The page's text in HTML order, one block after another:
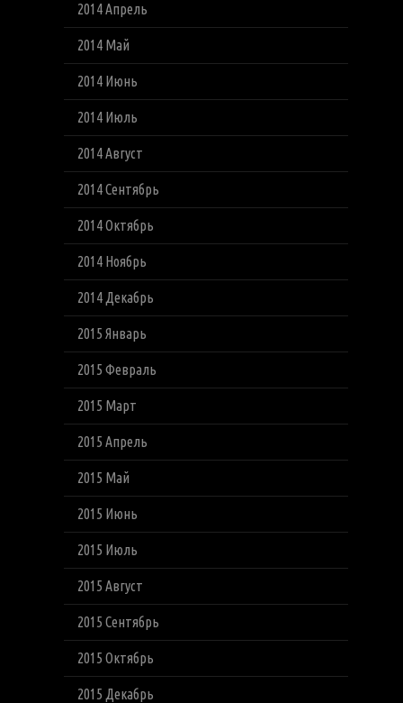
2014 Апрель
2014 Май
2014 Июнь
2014 Июль
2014 Август
2014 Сентябрь
2014 Октябрь
2014 Ноябрь
2014 Декабрь
2015 Январь
2015 Февраль
2015 Март
2015 Апрель
2015 Май
2015 Июнь
2015 Июль
2015 Август
2015 Сентябрь
2015 Октябрь
2015 Декабрь